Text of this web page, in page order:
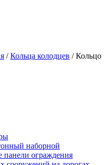
/Кольца колодцев / Кольцо
наборной
панели ограждения